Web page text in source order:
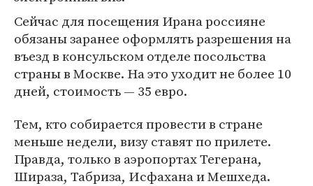
Сейчас для посещения Ирана россияне
обязаны заранее оформлять разрешения на
въезд в консульском отделе посольства
страны в Москве. На это уходит не более 10
дней, стоимость — 35 евро.
Тем, кто собирается провести в стране
меньше недели, визу ставят по прилете.
Правда, только в аэропортах Тегерана,
Шираза, Табриза, Исфахана и Мешхеда.